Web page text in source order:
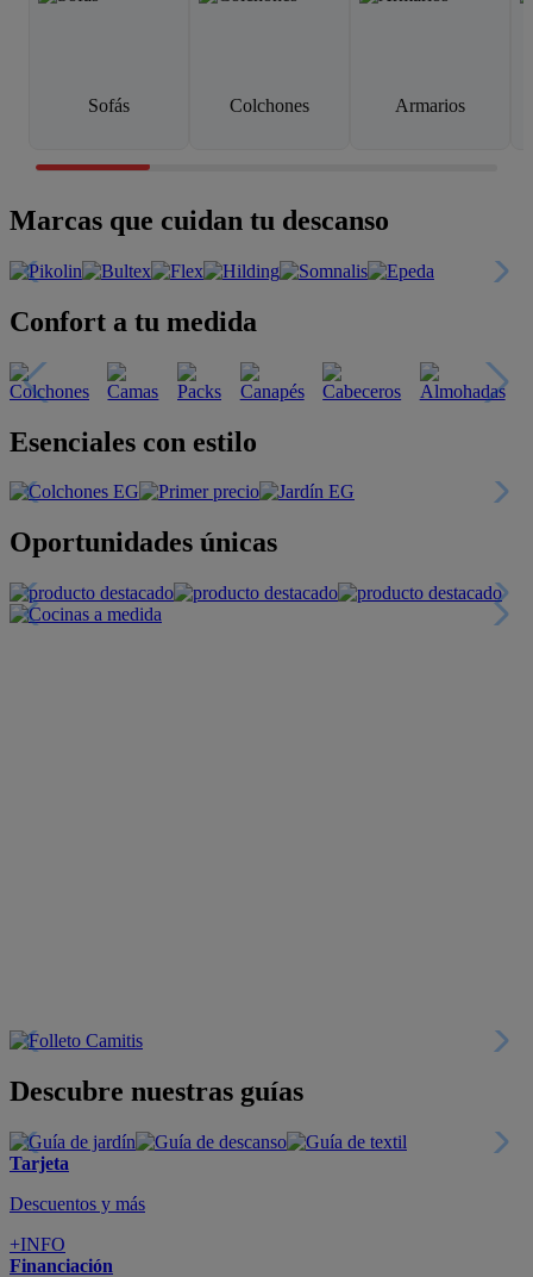
Sofás Colchones Armarios
Marcas que cuidan tu descanso
Confort a tu medida
Esenciales con estilo
Oportunidades únicas
Descubre nuestras guías
Tarjeta
Descuentos y más
+INFO
Financiación